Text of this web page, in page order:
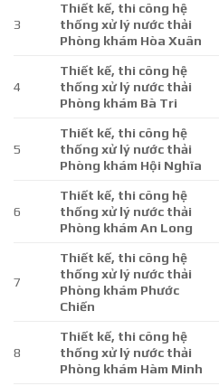
3
Thiết kế, thi công hệ
thống xử lý nước thải
Phòng khám Hòa Xuân
4
Thiết kế, thi công hệ
thống xử lý nước thải
Phòng khám Bà Tri
5
Thiết kế, thi công hệ
thống xử lý nước thải
Phòng khám Hội Nghĩa
6
Thiết kế, thi công hệ
thống xử lý nước thải
Phòng khám An Long
7
Thiết kế, thi công hệ
thống xử lý nước thải
Phòng khám Phước
Chiến
8
Thiết kế, thi công hệ
thống xử lý nước thải
Phòng khám Hàm Minh